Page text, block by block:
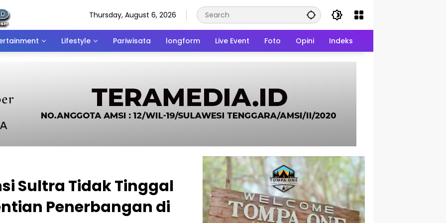
Thursday, August 6, 2026
Lifestyle Pariwisata longform Live Event Foto Opini Indeks
Sultra Tidak Tinggal
Penerbangan di